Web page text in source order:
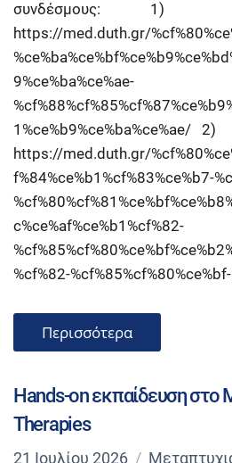
συνδέσμους: 1)
https://med.duth.gr/
9%ce%ba%ce%ae-
1%ce%b9%ce%ba%ce%ae/ 2)
https://med.duth.gr/
f%84%ce%b1%cf%83%ce%b7-
c%ce%af%ce%b1%cf%82-
%cf%82-
Περισσότερα
Hands-on εκπαίδευση στο
Therapies
21 Ιουλίου 2026